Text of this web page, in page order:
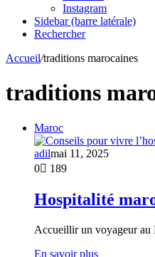
Instagram
Sidebar (barre latérale)
Rechercher
Accueil/traditions marocaines
traditions
Maroc
adilmai 11, 2025
0
189
Hospitalité
Accueillir un voyageur au
En savoir plus